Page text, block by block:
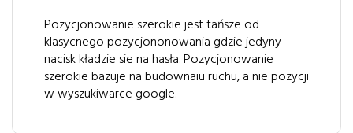
Pozycjonowanie szerokie jest tańsze od
klasycnego pozycjononowania gdzie jedyny
nacisk kładzie sie na hasła. Pozycjonowanie
szerokie bazuje na budownaiu ruchu, a nie pozycji
w wyszukiwarce google.